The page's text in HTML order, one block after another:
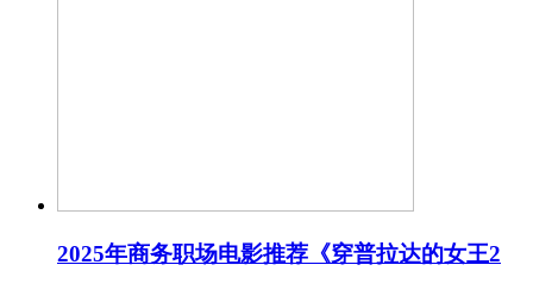
2025年商务职场电影推荐《穿普拉达的女王2